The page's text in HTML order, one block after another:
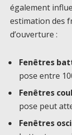
également
estimation des
d’ouverture :
Fenêtres
pose entre
Fenêtres
pose peut
Fenêtres